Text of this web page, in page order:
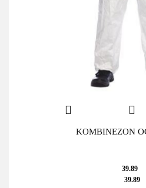
KOMBINEZON
39.89
39.89